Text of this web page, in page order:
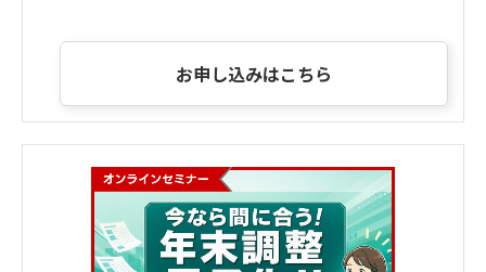
お申し込みはこちら